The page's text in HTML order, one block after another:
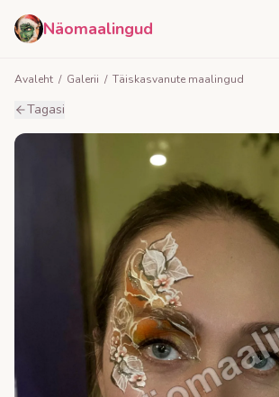
Näomaalingud
Avaleht / Galerii / Täiskasvanute maalingud
Tagasi